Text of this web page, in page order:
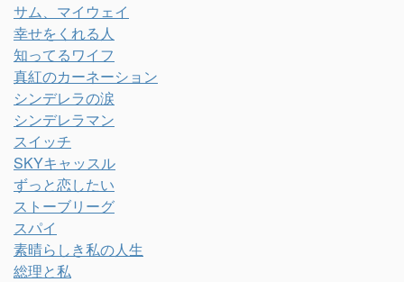
サム、マイウェイ
幸せをくれる人
知ってるワイフ
真紅のカーネーション
シンデレラの涙
シンデレラマン
スイッチ
SKYキャッスル
ずっと恋したい
ストーブリーグ
スパイ
素晴らしき私の人生
総理と私